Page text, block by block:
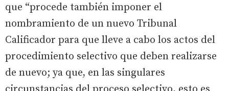
que “procede también imponer el
nombramiento de un nuevo Tribunal
Calificador para que lleve a cabo los actos del
procedimiento selectivo que deben realizarse
de nuevo; ya que, en las singulares